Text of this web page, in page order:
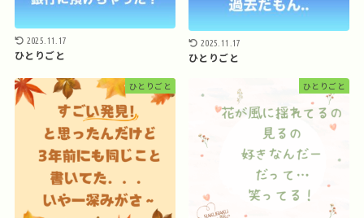
2025.11.17
ひとりごと
2025.11.17
ひとりごと
ひとりごと ひとりごと